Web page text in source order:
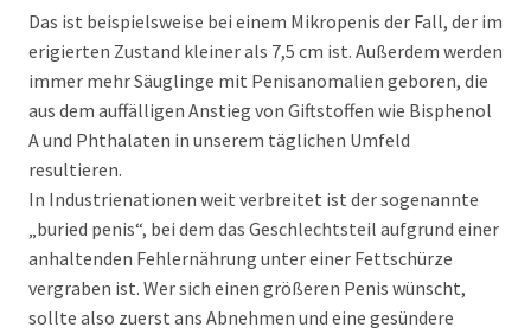
Das ist beispielsweise bei einem Mikropenis der Fall, der im
erigierten Zustand kleiner als 7,5 cm ist. Außerdem werden
immer mehr Säuglinge mit Penisanomalien geboren, die
aus dem auffälligen Anstieg von Giftstoffen wie Bisphenol
A und Phthalaten in unserem täglichen Umfeld
resultieren.
In Industrienationen weit verbreitet ist der sogenannte
„buried penis“, bei dem das Geschlechtsteil aufgrund einer
anhaltenden Fehlernährung unter einer Fettschürze
vergraben ist. Wer sich einen größeren Penis wünscht,
sollte also zuerst ans Abnehmen und eine gesündere